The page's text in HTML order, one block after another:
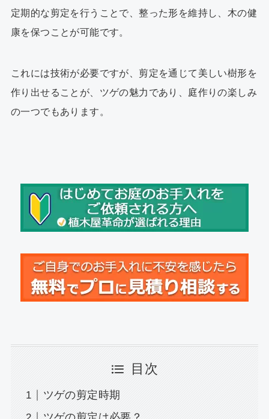
o
o
定期的な剪定を行うことで、整った形を維持し、木の健
康を保つことが可能です。
これには技術が必要ですが、剪定を通じて美しい樹形を
作り出せることが、ツゲの魅力であり、庭作りの楽しみ
の一つでもあります。
目次
ツゲの剪定時期